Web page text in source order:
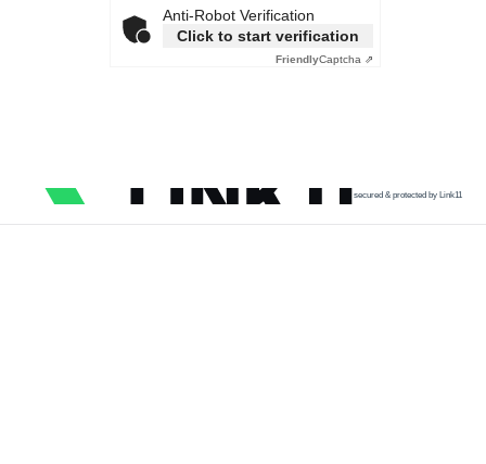
Anti-Robot Verification
Click to start verification
FriendlyCaptcha ⇗
secured & protected by Link11